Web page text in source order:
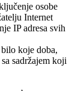
osobe
Internet
IP adresa svih
koje doba,
sadržajem koji